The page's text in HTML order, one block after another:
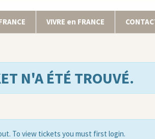
VIVRE en FRANCE
N'A ÉTÉ TROUVÉ.
To view tickets you must first login.